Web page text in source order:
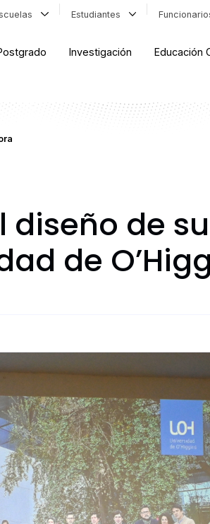
Estudiantes
Investigación Educación
diseño de
de